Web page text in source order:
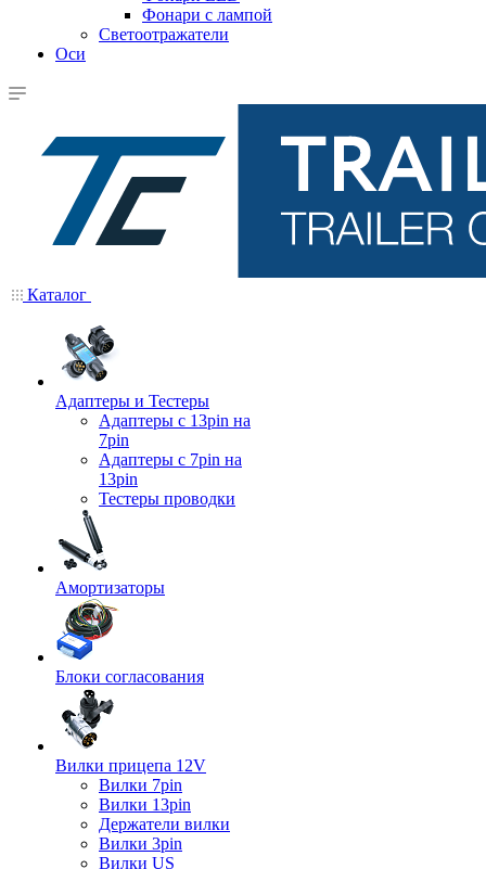
Фонари с лампой
Светоотражатели
Оси
Каталог
Адаптеры и Тестеры
Адаптеры с 13pin на
7pin
Адаптеры с 7pin на
13pin
Тестеры проводки
Амортизаторы
Блоки согласования
Вилки прицепа 12V
Вилки 7pin
Вилки 13pin
Держатели вилки
Вилки 3pin
Вилки US